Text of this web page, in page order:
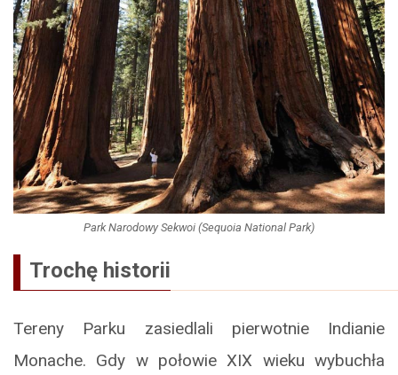
Park Narodowy Sekwoi (Sequoia National Park)
Trochę historii
Tereny Parku zasiedlali pierwotnie Indianie
Monache. Gdy w połowie XIX wieku wybuchła